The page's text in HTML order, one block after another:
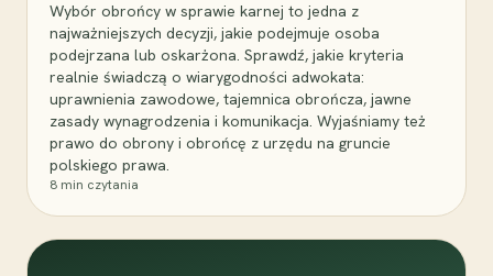
Wybór obrońcy w sprawie karnej to jedna z
najważniejszych decyzji, jakie podejmuje osoba
podejrzana lub oskarżona. Sprawdź, jakie kryteria
realnie świadczą o wiarygodności adwokata:
uprawnienia zawodowe, tajemnica obrończa, jawne
zasady wynagrodzenia i komunikacja. Wyjaśniamy też
prawo do obrony i obrońcę z urzędu na gruncie
polskiego prawa.
8 min czytania